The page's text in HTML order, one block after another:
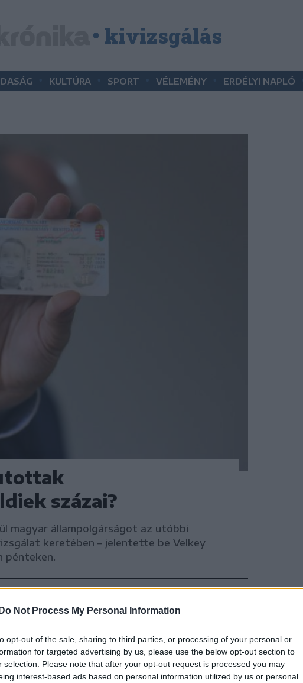
Do Not Process My Personal Information
opt-out of the sale, sharing to third parties, or processing of your personal or
for targeted advertising by us, please use the below opt-out section to
selection. Please note that after your opt-out request is processed you may
interest-based ads based on personal information utilized by us or personal
• kivizsgálás
KULTÚRA SPORT VÉLEMÉNY ERDÉLYI NAPLÓ
százai?
magyar állampolgárságot az utóbbi
keretében – jelentette be Velkey
pénteken.
a